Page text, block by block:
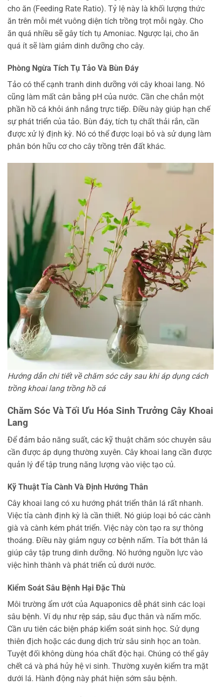
cho ăn (Feeding Rate Ratio). Tỷ lệ này là khối lượng thức
ăn trên mỗi mét vuông diện tích trồng trọt mỗi ngày. Cho
ăn quá nhiều sẽ gây tích tụ Amoniac. Ngược lại, cho ăn
quá ít sẽ làm giảm dinh dưỡng cho cây.
Phòng Ngừa Tích Tụ Tảo Và Bùn Đáy
Tảo có thể cạnh tranh dinh dưỡng với cây khoai lang. Nó
cũng làm mất cân bằng pH của nước. Cần che chắn một
phần hồ cá khỏi ánh nắng trực tiếp. Điều này giúp hạn chế
sự phát triển của tảo. Bùn đáy, tích tụ chất thải rắn, cần
được xử lý định kỳ. Nó có thể được loại bỏ và sử dụng làm
phân bón hữu cơ cho cây trồng trên đất khác.
Hướng dẫn chi tiết về chăm sóc cây sau khi áp dụng cách
trồng khoai lang trồng hồ cá
Chăm Sóc Và Tối Ưu Hóa Sinh Trưởng Cây Khoai
Lang
Để đảm bảo năng suất, các kỹ thuật chăm sóc chuyên sâu
cần được áp dụng thường xuyên. Cây khoai lang cần được
quản lý để tập trung năng lượng vào việc tạo củ.
Kỹ Thuật Tỉa Cành Và Định Hướng Thân
Cây khoai lang có xu hướng phát triển thân lá rất nhanh.
Việc tỉa cành định kỳ là cần thiết. Nó giúp loại bỏ các cành
già và cành kém phát triển. Việc này còn tạo ra sự thông
thoáng. Điều này giảm nguy cơ bệnh nấm. Tỉa bớt thân lá
giúp cây tập trung dinh dưỡng. Nó hướng nguồn lực vào
việc hình thành và phát triển củ dưới nước.
Kiểm Soát Sâu Bệnh Hại Đặc Thù
Môi trường ẩm ướt của Aquaponics dễ phát sinh các loại
sâu bệnh. Ví dụ như rệp sáp, sâu đục thân và nấm mốc.
Cần ưu tiên các biện pháp kiểm soát sinh học. Sử dụng
thiên địch hoặc các dung dịch trừ sâu sinh học an toàn.
Tuyệt đối không dùng hóa chất độc hại. Chúng có thể gây
chết cá và phá hủy hệ vi sinh. Thường xuyên kiểm tra mặt
dưới lá. Hành động này phát hiện sớm sâu bệnh.